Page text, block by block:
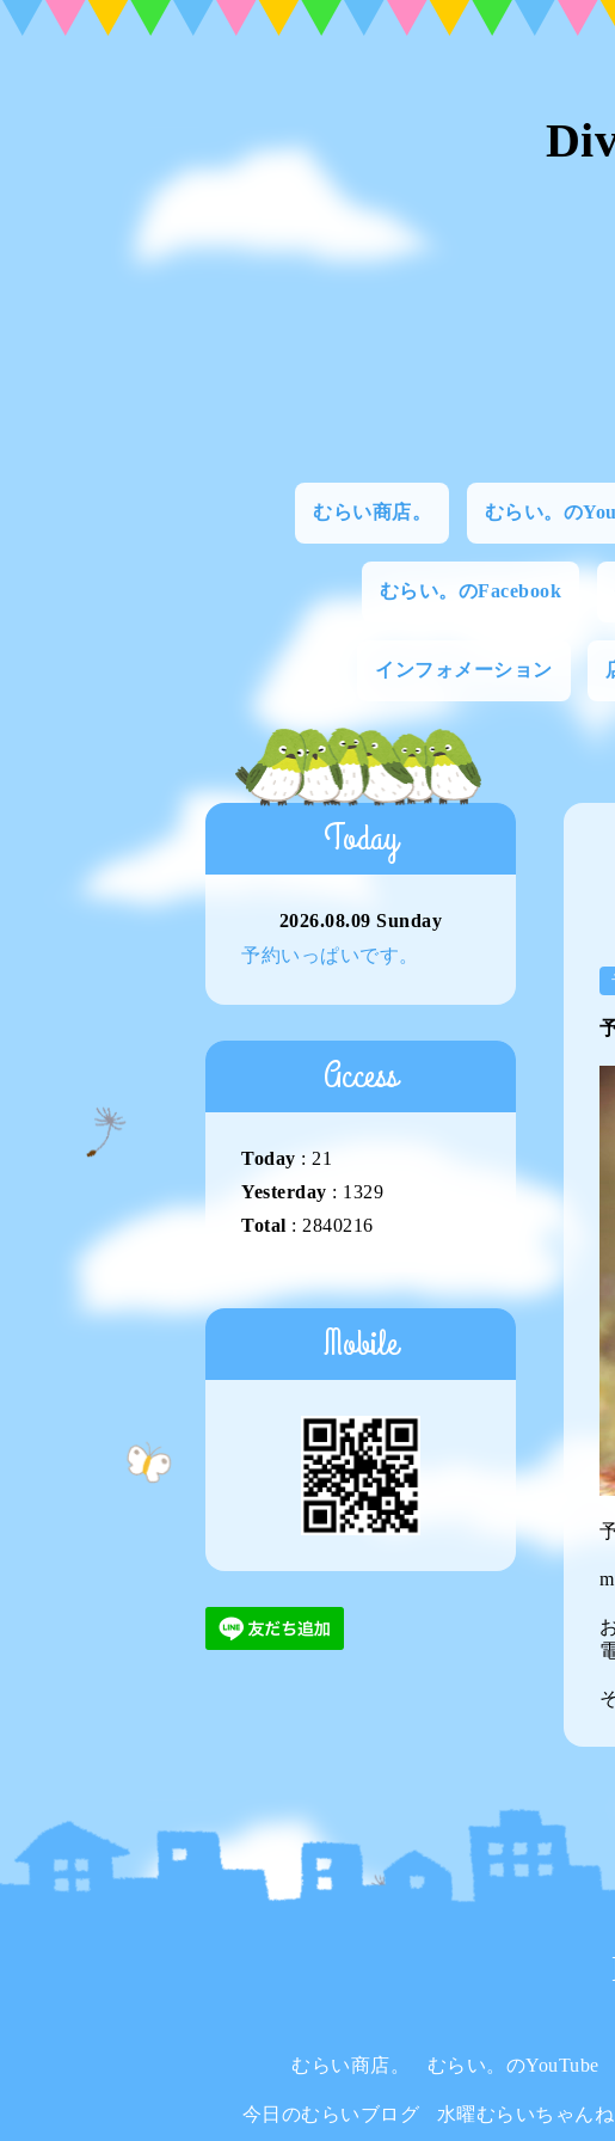
むらい商店。 むらい。の
むらい。のFacebook
インフォメーション
Today
2026.08.09 Sunday
予約いっぱいです。
Access
Today : 21
Yesterday : 1329
Total : 2840216
Mobile
むらい商店。 むらい。のYouTube
今日のむらいブログ 水曜むらいちゃんね